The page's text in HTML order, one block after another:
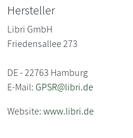
Hersteller
Libri GmbH
Friedensallee 273
DE - 22763 Hamburg
E-Mail:GPSR@libri.de
Website:www.libri.de